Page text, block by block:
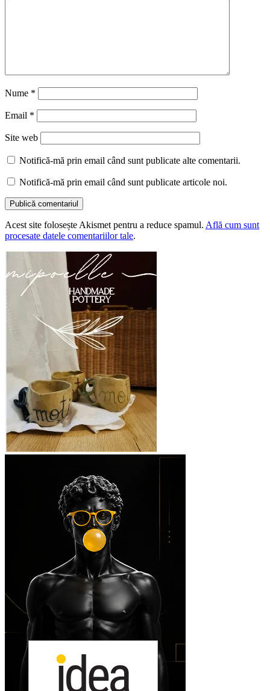
Nume *
Email *
Site web
Notifică-mă prin email când sunt publicate alte comentarii.
Notifică-mă prin email când sunt publicate articole noi.
Acest site folosește Akismet pentru a reduce spamul. Află cum sunt
procesate datele comentariilor tale.